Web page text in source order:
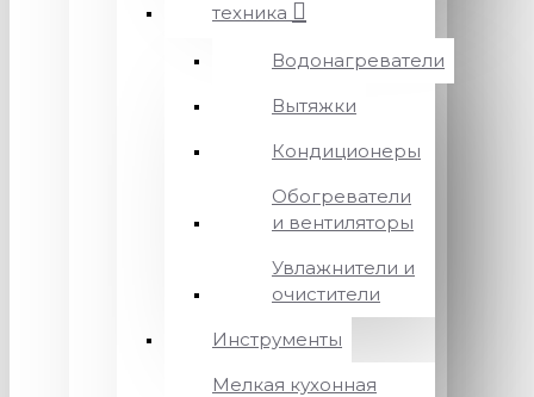
техника
Водонагреватели
Вытяжки
Кондиционеры
Обогреватели
и вентиляторы
Увлажнители и
очистители
Инструменты
Мелкая кухонная